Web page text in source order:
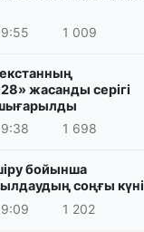
1 009
жасанды серігі
шығарылды
1 698
бойынша
соңғы күні
1 202